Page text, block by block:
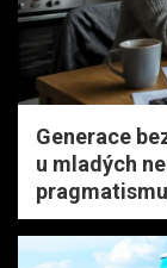
Generace
u mladých